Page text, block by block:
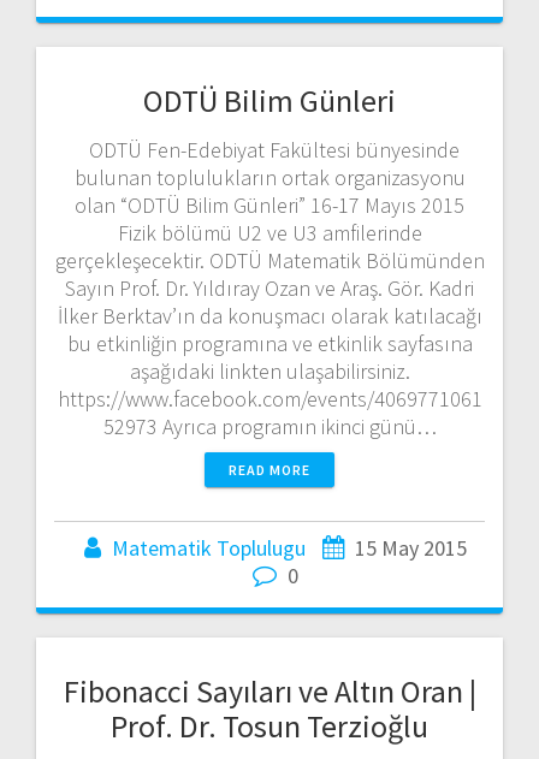
ODTÜ Bilim Günleri
ODTÜ Fen-Edebiyat Fakültesi bünyesinde
bulunan toplulukların ortak organizasyonu
olan “ODTÜ Bilim Günleri” 16-17 Mayıs 2015
Fizik bölümü U2 ve U3 amfilerinde
gerçekleşecektir. ODTÜ Matematik Bölümünden
Sayın Prof. Dr. Yıldıray Ozan ve Araş. Gör. Kadri
İlker Berktav’ın da konuşmacı olarak katılacağı
bu etkinliğin programına ve etkinlik sayfasına
aşağıdaki linkten ulaşabilirsiniz.
https://www.facebook.com/events/4069771061
52973 Ayrıca programın ikinci günü…
READ MORE
Matematik Toplulugu
15 May 2015
0
Fibonacci Sayıları ve Altın Oran |
Prof. Dr. Tosun Terzioğlu